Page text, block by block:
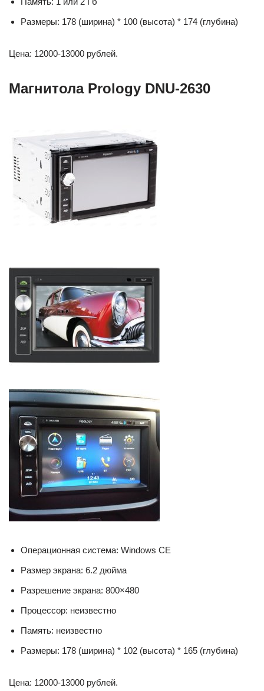
Размеры: 178 (ширина) * 100 (высота) * 174 (глубина)
Цена: 12000-13000 рублей.
Магнитола Prology DNU-2630
Операционная система: Windows CE
Размер экрана: 6.2 дюйма
Разрешение экрана: 800×480
Процессор: неизвестно
Память: неизвестно
Размеры: 178 (ширина) * 102 (высота) * 165 (глубина)
Цена: 12000-13000 рублей.